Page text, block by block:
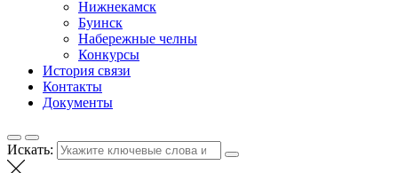
Нижнекамск
Буинск
Набережные челны
Конкурсы
История связи
Контакты
Документы
Искать: